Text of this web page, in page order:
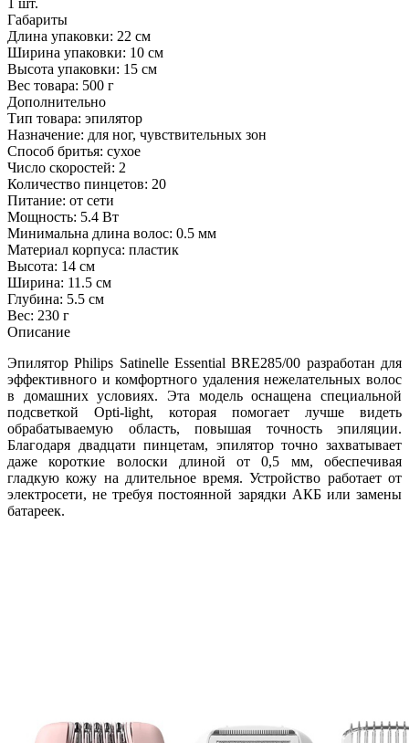
Габариты
Длина упаковки: 22 см
Ширина упаковки: 10 см
Высота упаковки: 15 см
Вес товара: 500 г
Дополнительно
Тип товара: эпилятор
Назначение: для ног, чувствительных зон
Способ бритья: сухое
Число скоростей: 2
Количество пинцетов: 20
Питание: от сети
Мощность: 5.4 Вт
Минимальна длина волос: 0.5 мм
Материал корпуса: пластик
Высота: 14 см
Ширина: 11.5 см
Глубина: 5.5 см
Вес: 230 г
Описание
Эпилятор Philips Satinelle Essential BRE285/00 разработан для
эффективного и комфортного удаления нежелательных волос
в домашних условиях. Эта модель оснащена специальной
подсветкой Opti-light, которая помогает лучше видеть
обрабатываемую область, повышая точность эпиляции.
Благодаря двадцати пинцетам, эпилятор точно захватывает
даже короткие волоски длиной от 0,5 мм, обеспечивая
гладкую кожу на длительное время. Устройство работает от
электросети, не требуя постоянной зарядки АКБ или замены
батареек.